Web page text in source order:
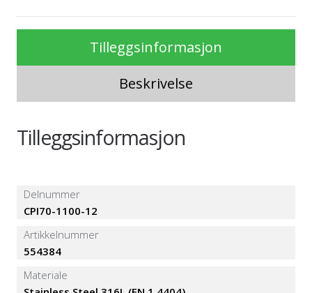
Tilleggsinformasjon
Beskrivelse
Tilleggsinformasjon
Delnummer
CPI70-1100-12
Artikkelnummer
554384
Materiale